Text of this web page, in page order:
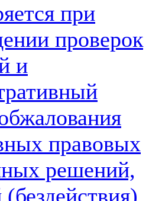
при
проверок
и
правовых
решений,